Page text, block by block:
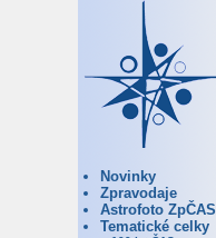
Novinky
Zpravodaje
Astrofoto ZpČAS
Tematické celky